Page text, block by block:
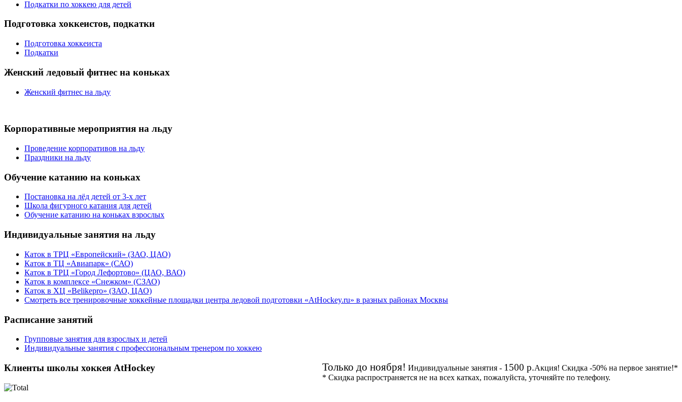
Подкатки по хоккею для детей
Подготовка хоккеистов, подкатки
Подготовка хоккеиста
Подкатки
Женский ледовый фитнес на коньках
Женский фитнес на льду
Корпоративные мероприятия на льду
Проведение корпоративов на льду
Праздники на льду
Обучение катанию на коньках
Постановка на лёд детей от 3-х лет
Школа фигурного катания для детей
Обучение катанию на коньках взрослых
Индивидуальные занятия на льду
Каток в ТРЦ «Европейский» (ЗАО, ЦАО)
Каток в ТЦ «Авиапарк» (САО)
Каток в ТРЦ «Город Лефортово» (ЦАО, ВАО)
Каток в комплексе «Снежком» (СЗАО)
Каток в ХЦ «Belikepro» (ЗАО, ЦАО)
Смотреть все тренировочные хоккейные площадки центра ледовой подготовки «AtHockey.ru» в разных районах Москвы
Расписание занятий
Групповые занятия для взрослых и детей
Индивидуальные занятия с профессиональным тренером по хоккею
Только до ноября! Индивидуальные занятия - 1500 р.Акция! Скидка -50% на первое занятие!*
* Скидка распространяется не на всех катках, пожалуйста, уточняйте по телефону.
Клиенты школы хоккея AtHockey